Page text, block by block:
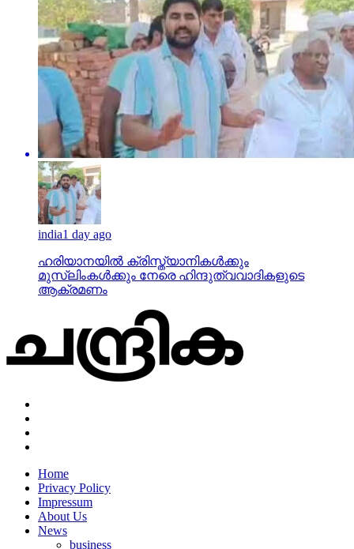
india1 day ago
ഹരിയാനയില്‍ ക്രിസ്ത്യാനികള്‍ക്കും
മുസ്‌ലിംകള്‍ക്കും നേരെ ഹിന്ദുത്വവാദികളുടെ
ആക്രമണം
Home
Privacy Policy
Impressum
About Us
News
business